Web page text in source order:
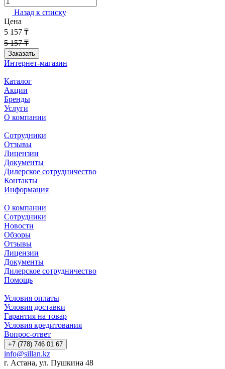
Назад к списку
Цена
5 157 ₸
5 157 ₸
Заказать
Интернет-магазин
Каталог
Акции
Бренды
Услуги
О компании
Сотрудники
Отзывы
Лицензии
Документы
Дилерское сотрудничество
Контакты
Информация
О компании
Сотрудники
Новости
Обзоры
Отзывы
Лицензии
Документы
Дилерское сотрудничество
Помощь
Условия оплаты
Условия доставки
Гарантия на товар
Условия кредитования
Вопрос-ответ
+7 (778) 746 01 67
info@sillan.kz
г. Астана, ул. Пушкина 48